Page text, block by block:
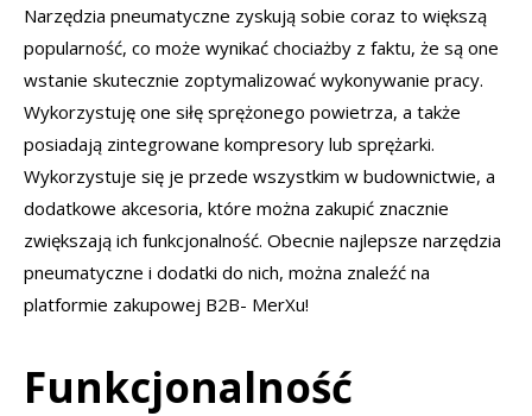
Narzędzia pneumatyczne zyskują sobie coraz to większą
popularność, co może wynikać chociażby z faktu, że są one
wstanie skutecznie zoptymalizować wykonywanie pracy.
Wykorzystuję one siłę sprężonego powietrza, a także
posiadają zintegrowane kompresory lub sprężarki.
Wykorzystuje się je przede wszystkim w budownictwie, a
dodatkowe akcesoria, które można zakupić znacznie
zwiększają ich funkcjonalność. Obecnie najlepsze narzędzia
pneumatyczne i dodatki do nich, można znaleźć na
platformie zakupowej B2B- MerXu!
Funkcjonalność